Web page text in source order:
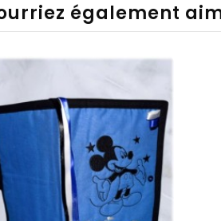
également